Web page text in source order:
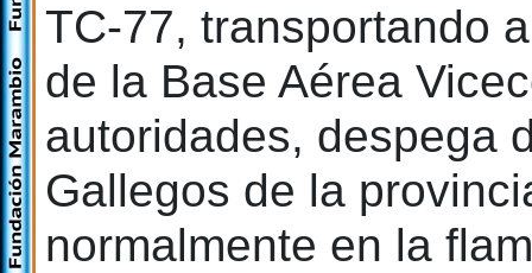
TC-77, transportando
de la Base Aérea
autoridades, despega
Gallegos de la
normalmente en la